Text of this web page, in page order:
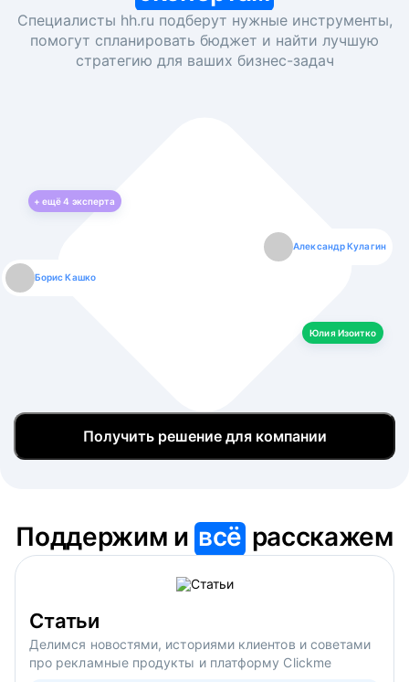
Специалисты hh.ru подберут нужные инструменты,
помогут спланировать бюджет и найти лучшую
стратегию для ваших бизнес-задач
+ ещё4 эксперта
Борис Кашко
Александр Кулагин
Юлия Изоитко
Юлия Изоитко
Даниил Макаров
Александр Кулагин
Екатерина Лазаренко
Даниил Макаров
Борис Кашко
Екатерина Лазаренко
Юлия Изоитко
Получить решение для компании
Поддержим ивсё расскажем
Статьи
Делимся новостями, историями клиентов и советами
про рекламные продукты и платформу Clickme